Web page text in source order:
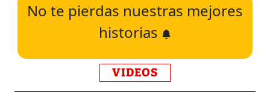
No te pierdas nuestras mejores
historias
VIDEOS